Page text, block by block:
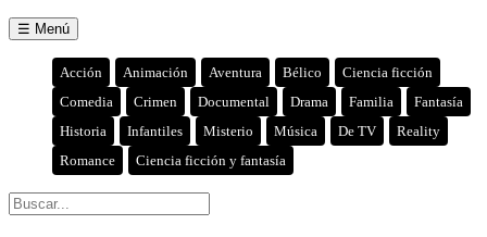
☰ Menú
Acción Animación Aventura Bélico
Ciencia ficción
Comedia
Crimen Documental Drama Familia
Fantasía
Historia
Infantiles Misterio Música De TV
Reality
Romance
Ciencia ficción y fantasía